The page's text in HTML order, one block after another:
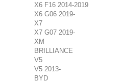
X6 F16 2014-2019
X6 G06 2019-
X7
X7 G07 2019-
XM
BRILLIANCE
V5
V5 2013-
BYD